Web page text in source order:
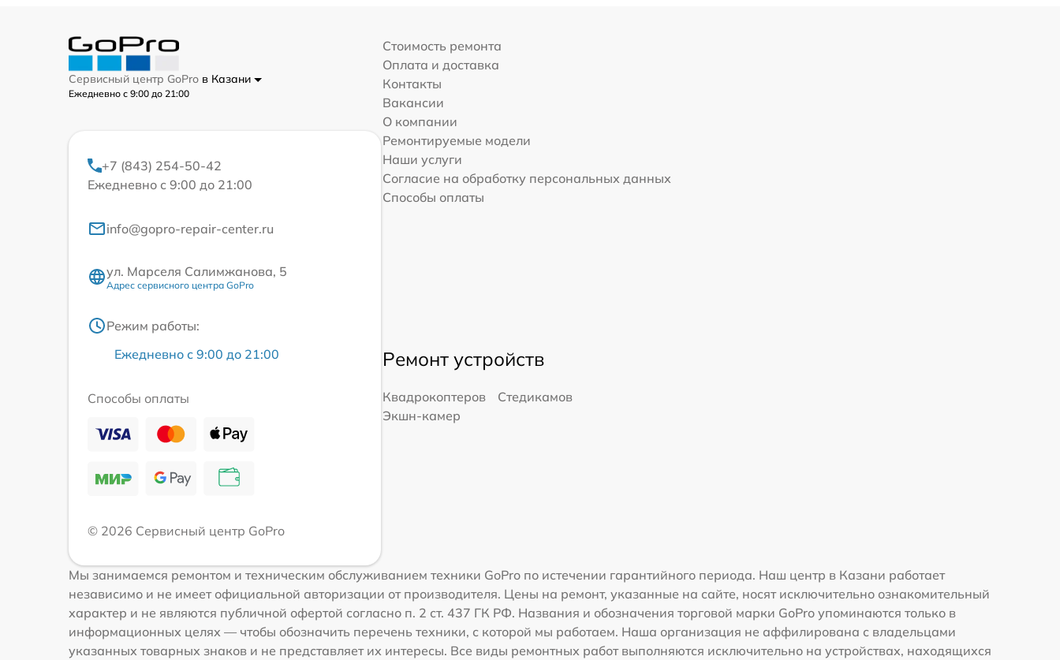
Сервисный центр GoPro в Казани
Ежедневно с 9:00 до 21:00
+7 (843) 254-50-42
Ежедневно с 9:00 до 21:00
info@gopro-repair-center.ru
ул. Марселя Салимжанова, 5
Адрес сервисного центра GoPro
Режим работы:
Ежедневно с 9:00 до 21:00
Способы оплаты
© 2026 Сервисный центр GoPro
Стоимость ремонта
Оплата и доставка
Контакты
Вакансии
О компании
Ремонтируемые модели
Наши услуги
Согласие на обработку персональных данных
Способы оплаты
Ремонт устройств
Квадрокоптеров
Стедикамов
Экшн-камер
Мы занимаемся ремонтом и техническим обслуживанием техники GoPro по истечении гарантийного периода. Наш центр в Казани работает
независимо и не имеет официальной авторизации от производителя. Цены на ремонт, указанные на сайте, носят исключительно ознакомительный
характер и не являются публичной офертой согласно п. 2 ст. 437 ГК РФ. Названия и обозначения торговой марки GoPro упоминаются только в
информационных целях — чтобы обозначить перечень техники, с которой мы работаем. Наша организация не аффилирована с владельцами
указанных товарных знаков и не представляет их интересы. Все виды ремонтных работ выполняются исключительно на устройствах, находящихся